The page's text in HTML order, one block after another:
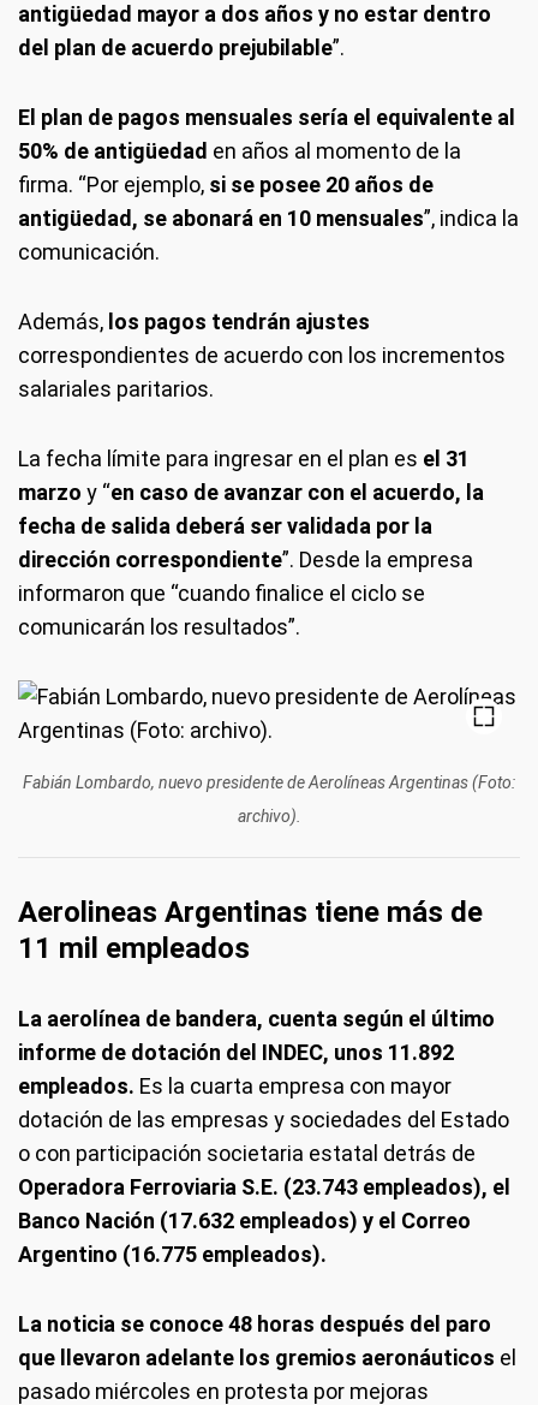
antigüedad mayor a dos años y no estar dentro
del plan de acuerdo prejubilable”.
El plan de pagos mensuales sería el equivalente al
50% de antigüedad en años al momento de la
firma. “Por ejemplo, si se posee 20 años de
antigüedad, se abonará en 10 mensuales”, indica la
comunicación.
Además, los pagos tendrán ajustes
correspondientes de acuerdo con los incrementos
salariales paritarios.
La fecha límite para ingresar en el plan es el 31
marzo y “en caso de avanzar con el acuerdo, la
fecha de salida deberá ser validada por la
dirección correspondiente”. Desde la empresa
informaron que “cuando finalice el ciclo se
comunicarán los resultados”.
Fabián Lombardo, nuevo presidente de Aerolíneas Argentinas (Foto:
archivo).
Aerolineas Argentinas tiene más de
11 mil empleados
La aerolínea de bandera, cuenta según el último
informe de dotación del INDEC, unos 11.892
empleados. Es la cuarta empresa con mayor
dotación de las empresas y sociedades del Estado
o con participación societaria estatal detrás de
Operadora Ferroviaria S.E. (23.743 empleados), el
Banco Nación (17.632 empleados) y el Correo
Argentino (16.775 empleados).
La noticia se conoce 48 horas después del paro
que llevaron adelante los gremios aeronáuticos el
pasado miércoles en protesta por mejoras